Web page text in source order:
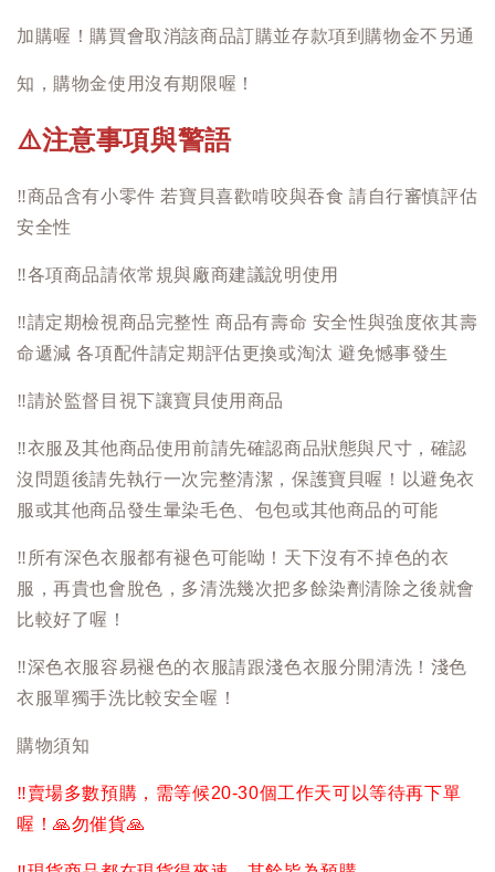
加購喔！購買會取消該商品訂購並存款項到購物金不另通
知，購物金使用沒有期限喔！
⚠️注意事項與警語
‼️商品含有小零件 若寶貝喜歡啃咬與吞食 請自行審慎評估
安全性
‼️各項商品請依常規與廠商建議說明使用
‼️請定期檢視商品完整性 商品有壽命 安全性與強度依其壽
命遞減 各項配件請定期評估更換或淘汰 避免憾事發生
‼️請於監督目視下讓寶貝使用商品
‼️衣服及其他商品使用前請先確認商品狀態與尺寸，確認
沒問題後請先執行一次完整清潔，保護寶貝喔！以避免衣
服或其他商品發生暈染毛色、包包或其他商品的可能
‼️ 所有深色衣服都有褪色可能呦！天下沒有不掉色的衣
服，再貴也會脫色，多清洗幾次把多餘染劑清除之後就會
比較好了喔！
‼️深色衣服容易褪色的衣服請跟淺色衣服分開清洗！淺色
衣服單獨手洗比較安全喔！
購物須知
‼️賣場多數預購，需等候20-30個工作天可以等待再下單
喔！🙏勿催貨🙏